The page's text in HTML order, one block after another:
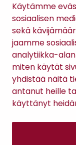
Käytämme
sosiaalisen
sekä
jaamme
analytiikka-
miten käytät
yhdistää näitä
antanut heille
käyttänyt